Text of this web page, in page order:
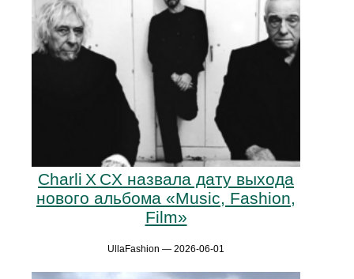
Charli X CX назвала дату выхода
нового альбома «Music, Fashion,
Film»
UllaFashion — 2026-06-01